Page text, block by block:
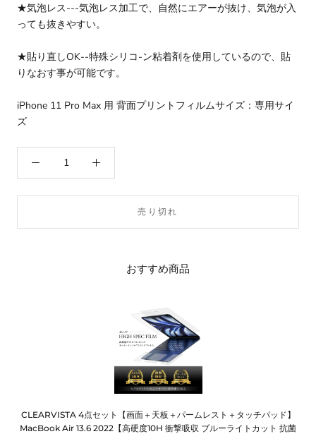
★気泡レス---気泡レス加工で、自然にエアーが抜け、気泡が入
っても抜きやすい。
★貼り直しOK--特殊シリコ-ン粘着剤を使用しているので、貼
りなおす事が可能です。
iPhone 11 Pro Max 用 背面プリントフィルムサイズ：専用サイ
ズ
売り切れ
おすすめ商品
CLEARVISTA 4点セット【画面＋天板＋パームレスト＋タッチパッド】
MacBook Air 13.6 2022【高硬度10H 衝撃吸収 ブルーライトカット 抗菌